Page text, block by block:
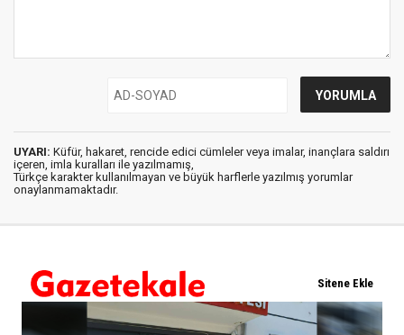
UYARI: Küfür, hakaret, rencide edici cümleler veya imalar, inançlara saldırı
içeren, imla kuralları ile yazılmamış,
Türkçe karakter kullanılmayan ve büyük harflerle yazılmış yorumlar
onaylanmamaktadır.